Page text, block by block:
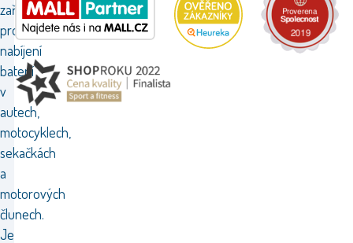
zařízení
pro
nabíjení
baterií
v
autech,
motocyklech,
sekačkách
a
motorových
člunech.
Je